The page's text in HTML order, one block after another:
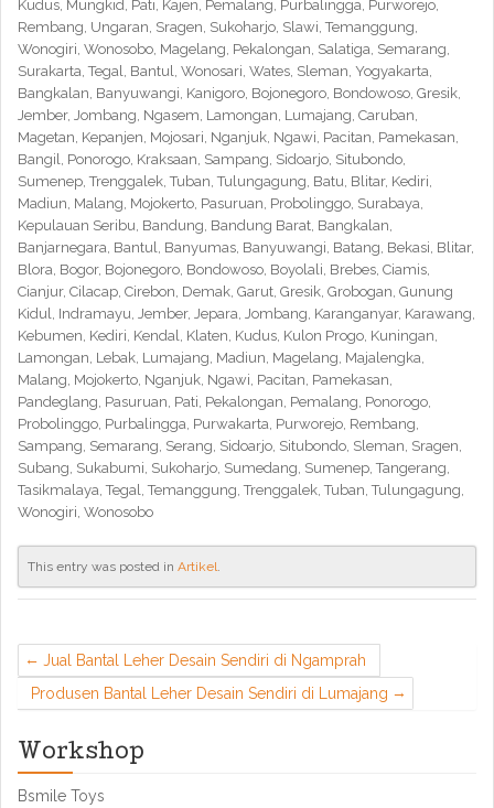
Kudus, Mungkid, Pati, Kajen, Pemalang, Purbalingga, Purworejo,
Rembang, Ungaran, Sragen, Sukoharjo, Slawi, Temanggung,
Wonogiri, Wonosobo, Magelang, Pekalongan, Salatiga, Semarang,
Surakarta, Tegal, Bantul, Wonosari, Wates, Sleman, Yogyakarta,
Bangkalan, Banyuwangi, Kanigoro, Bojonegoro, Bondowoso, Gresik,
Jember, Jombang, Ngasem, Lamongan, Lumajang, Caruban,
Magetan, Kepanjen, Mojosari, Nganjuk, Ngawi, Pacitan, Pamekasan,
Bangil, Ponorogo, Kraksaan, Sampang, Sidoarjo, Situbondo,
Sumenep, Trenggalek, Tuban, Tulungagung, Batu, Blitar, Kediri,
Madiun, Malang, Mojokerto, Pasuruan, Probolinggo, Surabaya,
Kepulauan Seribu, Bandung, Bandung Barat, Bangkalan,
Banjarnegara, Bantul, Banyumas, Banyuwangi, Batang, Bekasi, Blitar,
Blora, Bogor, Bojonegoro, Bondowoso, Boyolali, Brebes, Ciamis,
Cianjur, Cilacap, Cirebon, Demak, Garut, Gresik, Grobogan, Gunung
Kidul, Indramayu, Jember, Jepara, Jombang, Karanganyar, Karawang,
Kebumen, Kediri, Kendal, Klaten, Kudus, Kulon Progo, Kuningan,
Lamongan, Lebak, Lumajang, Madiun, Magelang, Majalengka,
Malang, Mojokerto, Nganjuk, Ngawi, Pacitan, Pamekasan,
Pandeglang, Pasuruan, Pati, Pekalongan, Pemalang, Ponorogo,
Probolinggo, Purbalingga, Purwakarta, Purworejo, Rembang,
Sampang, Semarang, Serang, Sidoarjo, Situbondo, Sleman, Sragen,
Subang, Sukabumi, Sukoharjo, Sumedang, Sumenep, Tangerang,
Tasikmalaya, Tegal, Temanggung, Trenggalek, Tuban, Tulungagung,
Wonogiri, Wonosobo
This entry was posted in Artikel.
Jual Bantal Leher Desain Sendiri di Ngamprah
Produsen Bantal Leher Desain Sendiri di Lumajang
Workshop
Bsmile Toys